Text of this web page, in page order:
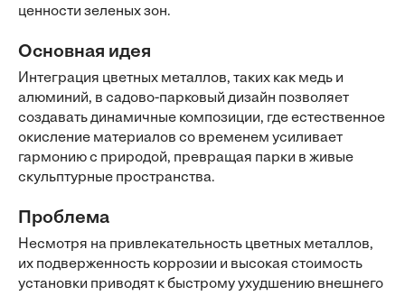
ценности зеленых зон.
Основная идея
Интеграция цветных металлов, таких как медь и
алюминий, в садово-парковый дизайн позволяет
создавать динамичные композиции, где естественное
окисление материалов со временем усиливает
гармонию с природой, превращая парки в живые
скульптурные пространства.
Проблема
Несмотря на привлекательность цветных металлов,
их подверженность коррозии и высокая стоимость
установки приводят к быстрому ухудшению внешнего